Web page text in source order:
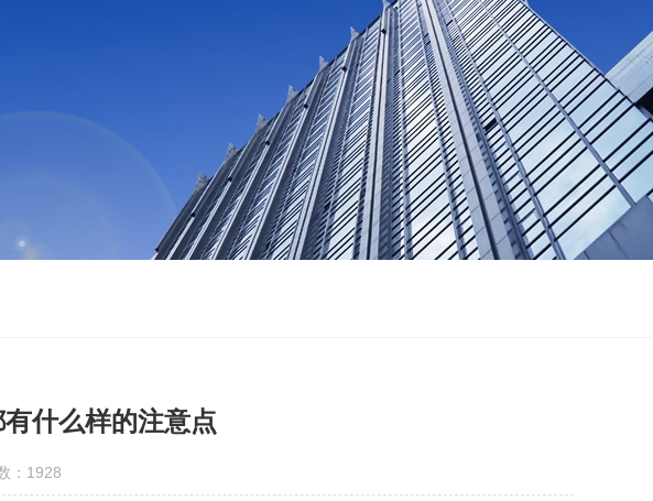
什么样的注意点
：1928